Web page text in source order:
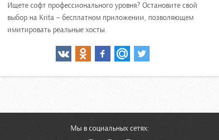
Ищете софт профессионального уровня? Остановите свой
выбор на Krita – бесплатном приложении, позволяющем
имитировать реальные хосты.
Мы в социальных сетях: